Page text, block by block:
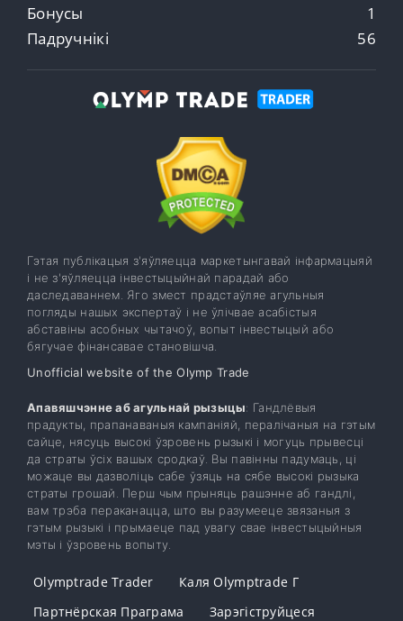
Бонусы
1
Падручнікі
56
Гэтая публікацыя з'яўляецца маркетынгавай інфармацыяй
і не з'яўляецца інвестыцыйнай парадай або
даследаваннем. Яго змест прадстаўляе агульныя
погляды нашых экспертаў і не ўлічвае асабістыя
абставіны асобных чытачоў, вопыт інвестыцый або
бягучае фінансавае становішча.
Unofficial website of the Olymp Trade
Апавяшчэнне аб агульнай рызыцы: Гандлёвыя
прадукты, прапанаваныя кампаніяй, пералічаныя на гэтым
сайце, нясуць высокі ўзровень рызыкі і могуць прывесці
да страты ўсіх вашых сродкаў. Вы павінны падумаць, ці
можаце вы дазволіць сабе ўзяць на сябе высокі рызыка
страты грошай. Перш чым прыняць рашэнне аб гандлі,
вам трэба пераканацца, што вы разумееце звязаныя з
гэтым рызыкі і прымаеце пад увагу свае інвестыцыйныя
мэты і ўзровень вопыту.
Olymptrade Trader
Каля Olymptrade Г
Партнёрская Праграма
Зарэгіструйцеся